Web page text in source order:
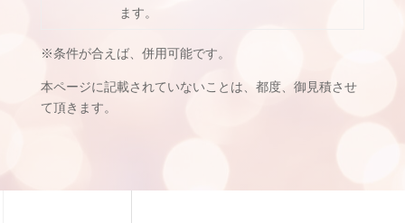
ます。
※条件が合えば、併用可能です。
本ページに記載されていないことは、都度、御見積させ
て頂きます。